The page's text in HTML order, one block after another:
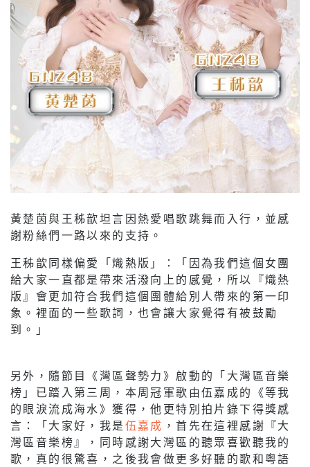
黃楚茵與王秭歆坦言因熱愛唱歌跳舞而入行，並感
謝粉絲們一路以來的支持。
王秭歆同樣偏愛「熾熱版」：「因為我們這個女團
給大家一直都是帶來活潑向上的感覺，所以『熾熱
版』會更加符合我們這個團體給別人帶來的第一印
象。裡面的一些歌詞，也會讓大家覺得有被鼓勵
到。」
另外，隨節目《灣區聲勢力》啟動的「大灣區音樂
榜」已踏入第三周，本周冠軍歌由伍嘉成的《等我
的眼淚流成海水》獲得，他更特別拍片錄下得獎感
言：「大家好，我是 伍嘉成 ，首先在這裡感謝『大
灣區音樂榜』，同時感謝大灣區的聽眾喜歡聽我的
歌，真的很驚喜，之後我會做更多好聽的歌和粵語